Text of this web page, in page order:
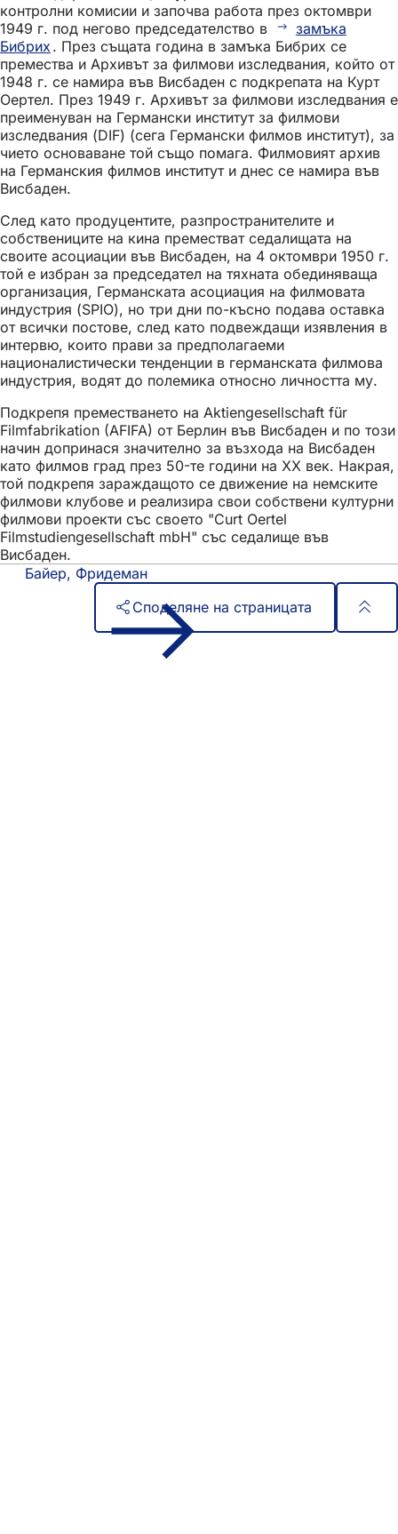
контролни комисии и започва работа през октомври
1949 г. под негово председателство в
замъка
Бибрих . През същата година в замъка Бибрих се
премества и Архивът за филмови изследвания, който от
1948 г. се намира във Висбаден с подкрепата на Курт
Оертел. През 1949 г. Архивът за филмови изследвания е
преименуван на Германски институт за филмови
изследвания (DIF) (сега Германски филмов институт), за
чието основаване той също помага. Филмовият архив
на Германския филмов институт и днес се намира във
Висбаден.
След като продуцентите, разпространителите и
собствениците на кина преместват седалищата на
своите асоциации във Висбаден, на 4 октомври 1950 г.
той е избран за председател на тяхната обединяваща
организация, Германската асоциация на филмовата
индустрия (SPIO), но три дни по-късно подава оставка
от всички постове, след като подвеждащи изявления в
интервю, които прави за предполагаеми
националистически тенденции в германската филмова
индустрия, водят до полемика относно личността му.
Подкрепя преместването на Aktiengesellschaft für
Filmfabrikation (AFIFA) от Берлин във Висбаден и по този
начин допринася значително за възхода на Висбаден
като филмов град през 50-те години на ХХ век. Накрая,
той подкрепя зараждащото се движение на немските
филмови клубове и реализира свои собствени културни
филмови проекти със своето "Curt Oertel
Filmstudiengesellschaft mbH" със седалище във
Висбаден.
Байер, Фридеман
Споделяне на страницата